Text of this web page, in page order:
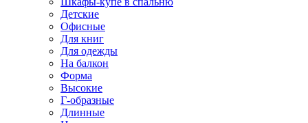
Детские
Офисные
Для книг
Для одежды
На балкон
Форма
Высокие
Г-образные
Длинные